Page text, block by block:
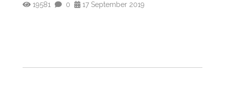
19581
0 17 September 2019